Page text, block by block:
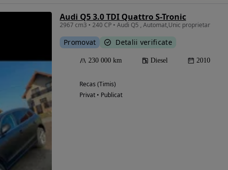
Audi Q5 3.0 TDI Quattro S-Tronic
2967 cm3 • 240 CP • Audi Q5 , Automat,Unic proprietar
Promovat Detalii verificate
230 000 km Diesel 2010
Recas (Timis)
Privat • Publicat